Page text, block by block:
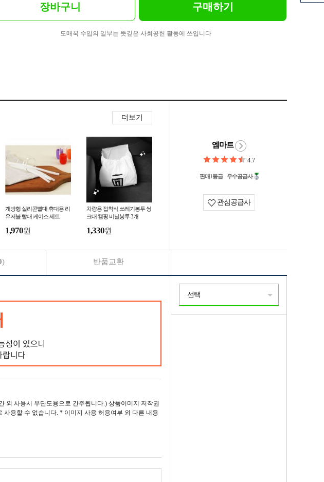
장바구니 구매하기
도매꾹 수입의 일부는 뜻깊은 사회공헌 활동에 쓰입니다
더보기
개방형 실리콘빨대 휴대용 리
유저블 빨대 케이스 세트
1,970원
차량용 접착식 쓰레기봉투 씽
크대 캠핑 비닐봉투 3개
1,330원
엠마트
4.7
판매1등급 우수공급사
관심공급사
외 사용시 무단도용으로 간주됩니다.) 상품이미지 저작권
용할 수 없습니다. * 이미지 사용 허용여부 외 다른 내용
) 반품교환
선택